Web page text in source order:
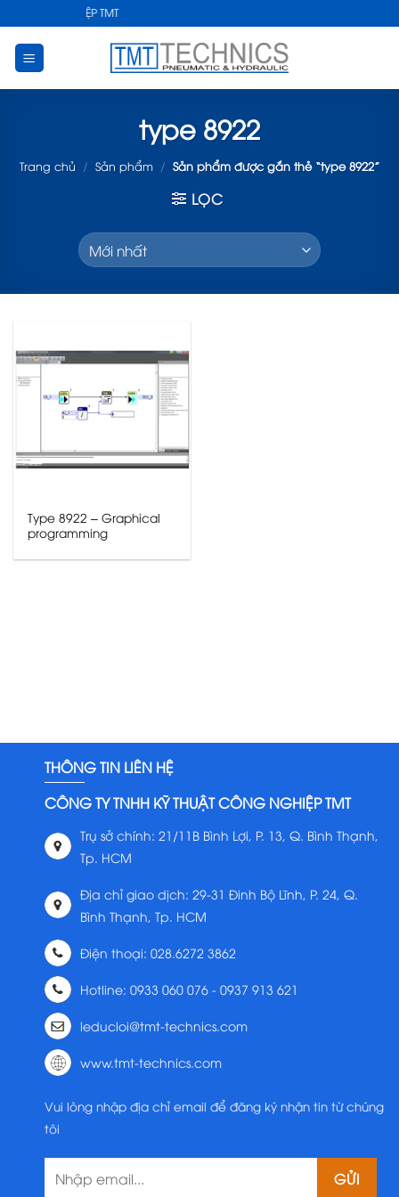
to
content
CÔNG NGHIỆP TMT
type 8922
Trang chủ / Sản phẩm / Sản phẩm được gắn thẻ “type 8922”
LỌC
Type 8922 – Graphical
programming
THÔNG TIN LIÊN HỆ
CÔNG TY TNHH KỸ THUẬT CÔNG NGHIỆP TMT
Trụ sở chính: 21/11B Bình Lợi, P. 13, Q. Bình Thạnh,
Tp. HCM
Địa chỉ giao dịch: 29-31 Đinh Bộ Lĩnh, P. 24, Q.
Bình Thạnh, Tp. HCM
Điện thoại: 028.6272 3862
Hotline: 0933 060 076 - 0937 913 621
leducloi@tmt-technics.com
www.tmt-technics.com
Vui lòng nhập địa chỉ email để đăng ký nhận tin từ chúng
tôi